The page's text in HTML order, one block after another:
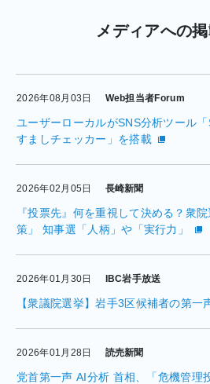
メディアへの
2026年08月03日 Web担当者Forum
ユーザーローカルがSNS分析ツール
すましチェッカー」を搭載
2026年02月05日 長崎新聞
『投票先』何を重視して決める？衆
策」 知事選「人柄」や「実行力」
2026年01月30日 IBC岩手放送
【衆議院選挙】岩手3区候補者の第一
2026年01月28日 読売新聞
党首第一声 AI分析 首相、「危機管理